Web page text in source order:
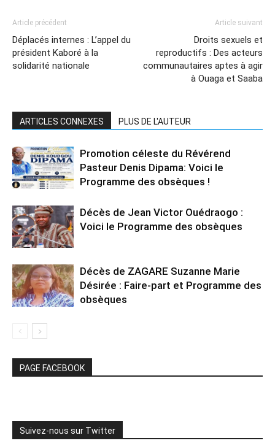
Article précédent
Déplacés internes : L’appel du
président Kaboré à la
solidarité nationale
Article suivant
Droits sexuels et
reproductifs : Des acteurs
communautaires aptes à agir
à Ouaga et Saaba
ARTICLES CONNEXES PLUS DE L'AUTEUR
Promotion céleste du Révérend
Pasteur Denis Dipama: Voici le
Programme des obsèques !
Décès de Jean Victor Ouédraogo :
Voici le Programme des obsèques
Décès de ZAGARE Suzanne Marie
Désirée : Faire-part et Programme des
obsèques
PAGE FACEBOOK
Suivez-nous sur Twitter